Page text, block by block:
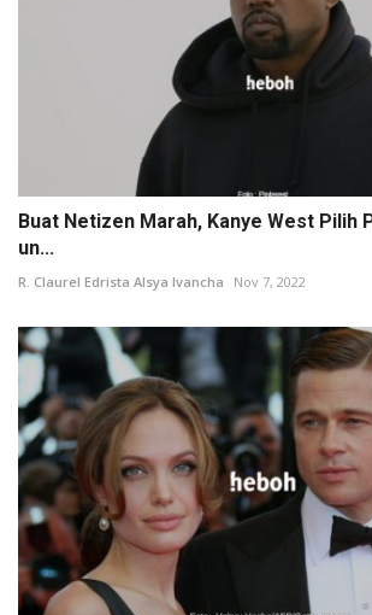
Buat Netizen Marah, Kanye West Pilih
un...
R. Claurel Edrista Alsya Ivancha Nov 7, 2022